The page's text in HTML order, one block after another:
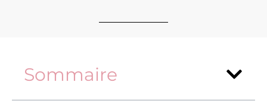
Sommaire